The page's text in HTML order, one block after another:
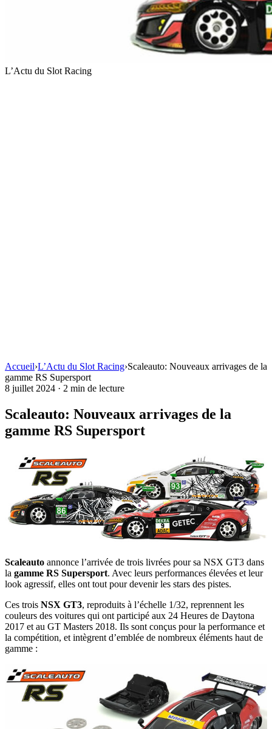
L’Actu du Slot Racing
Accueil›L’Actu du Slot Racing›Scaleauto: Nouveaux arrivages de la
gamme RS Supersport
8 juillet 2024 · 2 min de lecture
Scaleauto: Nouveaux arrivages de la
gamme RS Supersport
Scaleauto annonce l’arrivée de trois livrées pour sa NSX GT3 dans
la gamme RS Supersport. Avec leurs performances élevées et leur
look agressif, elles ont tout pour devenir les stars des pistes.
Ces trois NSX GT3, reproduits à l’échelle 1/32, reprennent les
couleurs des voitures qui ont participé aux 24 Heures de Daytona
2017 et au GT Masters 2018. Ils sont conçus pour la performance et
la compétition, et intègrent d’emblée de nombreux éléments haut de
gamme :